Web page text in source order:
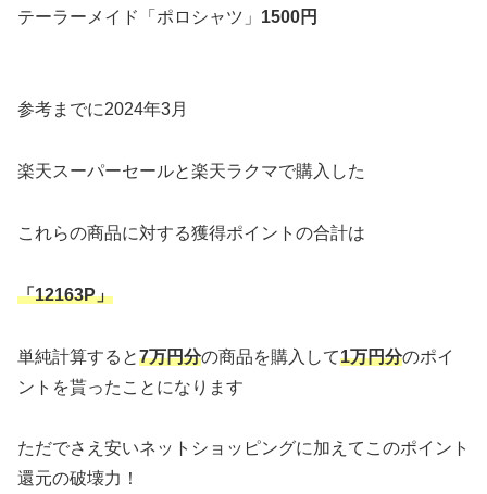
テーラーメイド「ポロシャツ」 1500円
参考までに2024年3月
楽天スーパーセールと楽天ラクマで購入した
これらの商品に対する獲得ポイントの合計は
「12163P」
単純計算すると7万円分の商品を購入して1万円分のポイ
ントを貰ったことになります
ただでさえ安いネットショッピングに加えてこのポイント
還元の破壊力！